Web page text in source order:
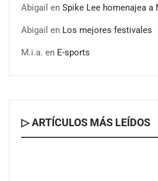
Abigail en Spike Lee homenajea
Abigail en Los mejores festivales
M.i.a. en E-sports
▷ ARTÍCULOS MÁS LEÍDOS